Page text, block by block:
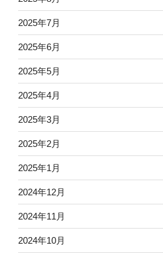
2025年7月
2025年6月
2025年5月
2025年4月
2025年3月
2025年2月
2025年1月
2024年12月
2024年11月
2024年10月